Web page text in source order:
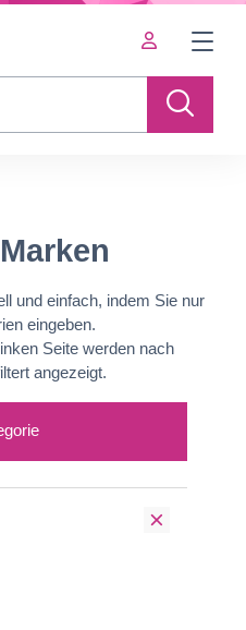
und einfach, indem Sie nur
eingeben.
Seite werden nach
angezeigt.